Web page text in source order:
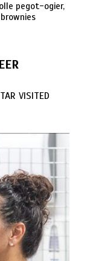
pegot-ogier,
VISITED